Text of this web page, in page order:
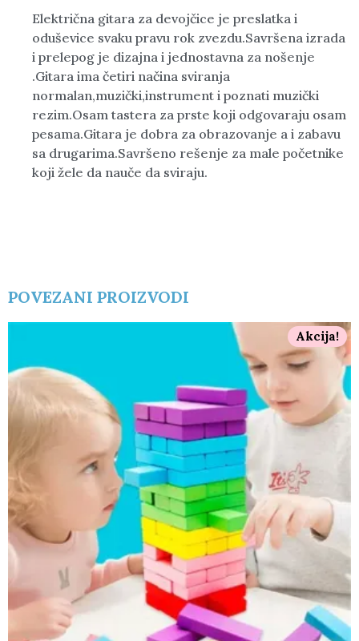
Električna gitara za devojčice je preslatka i
oduševice svaku pravu rok zvezdu.Savršena izrada
i prelepog je dizajna i jednostavna za nošenje
.Gitara ima četiri načina sviranja
normalan,muzički,instrument i poznati muzički
rezim.Osam tastera za prste koji odgovaraju osam
pesama.Gitara je dobra za obrazovanje a i zabavu
sa drugarima.Savršeno rešenje za male početnike
koji žele da nauče da sviraju.
POVEZANI PROIZVODI
Akcija!